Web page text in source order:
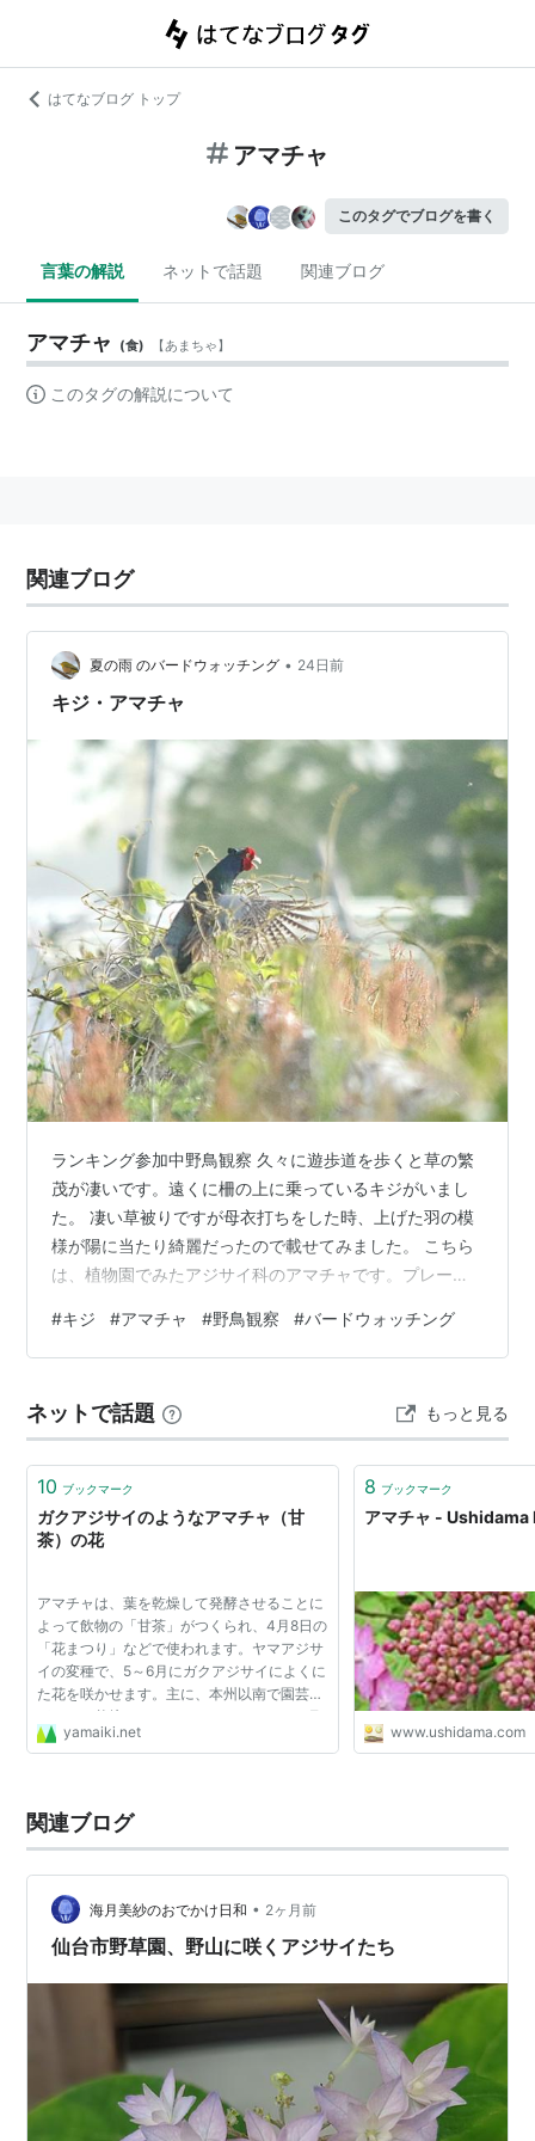
はてなブログ トップ
アマチャ
このタグでブログを書く
言葉の解説 ネットで話題 関連ブログ
アマチャ (食) 【あまちゃ】
このタグの解説について
関連ブログ
夏の雨 のバードウォッチング • 24日前
キジ・アマチャ
ランキング参加中野鳥観察 久々に遊歩道を歩くと草の繁
茂が凄いです。遠くに柵の上に乗っているキジがいまし
た。 凄い草被りですが母衣打ちをした時、上げた羽の模
様が陽に当たり綺麗だったので載せてみました。 こちら
は、植物園でみたアジサイ科のアマチャです。プレート
のお茶になるアマチャです。他のガクアジサイよりも葉
が薄い感じでした。 パソコンで見返したら周りの装飾花
あったこのガクアジサイは盛りでしたよ。 ランキング参
加中野鳥観察今日は以上です。 最後まで見ていただき有
り難うございました。
#キジ #アマチャ #野鳥観察 #バードウォッチング
ネットで話題 もっと見る
10 ブックマーク
ガクアジサイのようなアマチャ（甘
茶）の花
アマチャは、葉を乾燥して発酵させることに
よって飲物の「甘茶」がつくられ、4月8日の
「花まつり」などで使われます。ヤマアジサ
イの変種で、5～6月にガクアジサイによくに
た花を咲かせます。主に、本州以南で園芸品
種として栽培されています。 こちらは、6月
中旬に撮ったアマチャ（甘茶）の花です。 写
yamaiki.net
8 ブックマーク
アマチャ - Ushidama
www.ushidama.com
関連ブログ
海月美紗のおでかけ日和 • 2ヶ月前
仙台市野草園、野山に咲くアジサイたち